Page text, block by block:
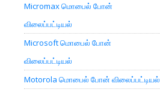
Micromax மொபைல் போன்
விலைப்பட்டியல்
Microsoft மொபைல் போன்
விலைப்பட்டியல்
Motorola மொபைல் போன் விலைப்பட்டியல்